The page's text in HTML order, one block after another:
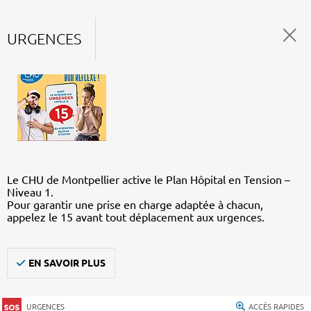
URGENCES
Le CHU de Montpellier active le Plan Hôpital en Tension –
Niveau 1.
Pour garantir une prise en charge adaptée à chacun,
appelez le 15 avant tout déplacement aux urgences.
EN SAVOIR PLUS
URGENCES ACCÈS RAPIDES